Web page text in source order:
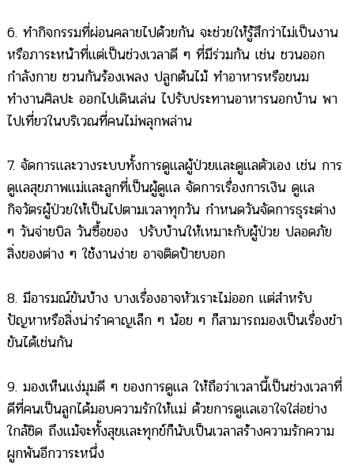
6. ทำกิจกรรมที่ผ่อนคลายไปด้วยกัน จะช่วยให้รู้สึกว่าไม่เป็นงาน
หรือภาระหน้าที่แต่เป็นช่วงเวลาดี ๆ ที่มีร่วมกัน เช่น ชวนออก
กำลังกาย ชวนกันร้องเพลง ปลูกต้นไม้ ทำอาหารหรือขนม
ทำงานศิลปะ ออกไปเดินเล่น ไปรับประทานอาหารนอกบ้าน พา
ไปเที่ยวในบริเวณที่คนไม่พลุกพล่าน
7. จัดการและวางระบบทั้งการดูแลผู้ป่วยและดูแลตัวเอง เช่น การ
ดูแลสุขภาพแม่และลูกที่เป็นผู้ดูแล จัดการเรื่องการเงิน ดูแล
กิจวัตรผู้ป่วยให้เป็นไปตามเวลาทุกวัน กำหนดวันจัดการธุระต่าง
ๆ วันจ่ายบิล วันซื้อของ ปรับบ้านให้เหมาะกับผู้ป่วย ปลอดภัย
สิ่งของต่าง ๆ ใช้งานง่าย อาจติดป้ายบอก
8. มีอารมณ์ขันบ้าง บางเรื่องอาจหัวเราะไม่ออก แต่สำหรับ
ปัญหาหรือสิ่งน่ารำคาญเล็ก ๆ น้อย ๆ ก็สามารถมองเป็นเรื่องขำ
ขันได้เช่นกัน
9. มองเห็นแง่มุมดี ๆ ของการดูแล ให้ถือว่าเวลานี้เป็นช่วงเวลาที่
ดีที่คนเป็นลูกได้มอบความรักให้แม่ ด้วยการดูแลเอาใจใส่อย่าง
ใกล้ชิด ถึงแม้จะทั้งสุขและทุกข์ก็นับเป็นเวลาสร้างความรักความ
ผูกพันอีกวาระหนึ่ง